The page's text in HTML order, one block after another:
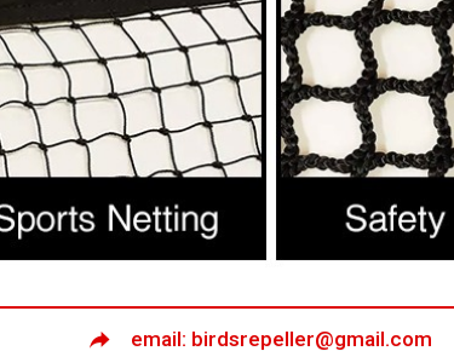
email: birdsrepeller@gmail.com